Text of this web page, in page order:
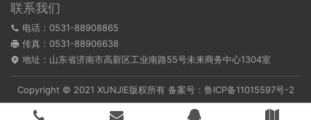
联系我们
电话：0531-88908865
传真：0531-88906638
地址：山东省济南市高新区工业南路55号未来商务中心1304室
Copyright © 2021 XUNJIE版权所有 备案号： 鲁ICP备11015597号-2